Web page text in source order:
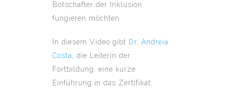
Botschafter der Inklusion
fungieren möchten.
In diesem Video gibt Dr. Andreia
Costa, die Leiterin der
Fortbildung, eine kurze
Einführung in das Zertifikat: